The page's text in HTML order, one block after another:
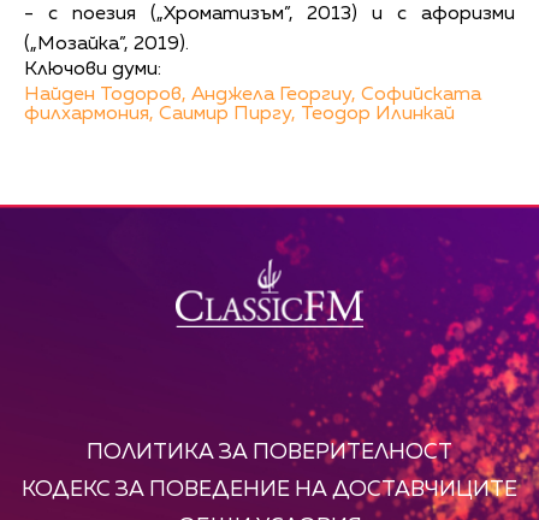
- с поезия („Хроматизъм”, 2013) и с афоризми
(„Мозайка”, 2019).
Ключови думи:
Найден Тодоров, Анджела Георгиу, Софийската
филхармония, Саимир Пиргу, Теодор Илинкай
ПОЛИТИКА ЗА ПОВЕРИТЕЛНОСТ
КОДЕКС ЗА ПОВЕДЕНИЕ НА ДОСТАВЧИЦИТЕ